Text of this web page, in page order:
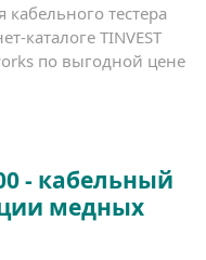
тестера
каталоге TINVEST
по выгодной цене
- кабельный
медных